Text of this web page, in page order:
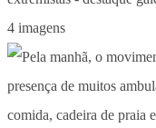
4 imagens